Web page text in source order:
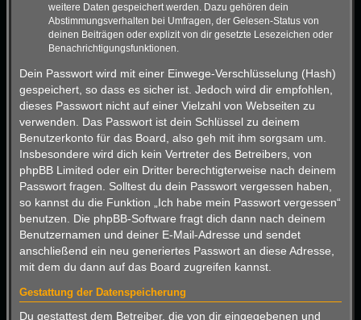
weitere Daten gespeichert werden. Dazu gehören dein
Abstimmungsverhalten bei Umfragen, der Gelesen-Status von
deinen Beiträgen oder explizit von dir gesetzte Lesezeichen oder
Benachrichtigungsfunktionen.
Dein Passwort wird mit einer Einwege-Verschlüsselung (Hash)
gespeichert, so dass es sicher ist. Jedoch wird dir empfohlen,
dieses Passwort nicht auf einer Vielzahl von Webseiten zu
verwenden. Das Passwort ist dein Schlüssel zu deinem
Benutzerkonto für das Board, also geh mit ihm sorgsam um.
Insbesondere wird dich kein Vertreter des Betreibers, von
phpBB Limited oder ein Dritter berechtigterweise nach deinem
Passwort fragen. Solltest du dein Passwort vergessen haben,
so kannst du die Funktion „Ich habe mein Passwort vergessen“
benutzen. Die phpBB-Software fragt dich dann nach deinem
Benutzernamen und deiner E-Mail-Adresse und sendet
anschließend ein neu generiertes Passwort an diese Adresse,
mit dem du dann auf das Board zugreifen kannst.
Gestattung der Datenspeicherung
Du gestattest dem Betreiber, die von dir eingegebenen und